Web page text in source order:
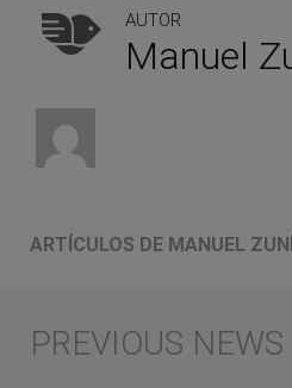
AUTOR
Manuel
ARTÍCULOS DE MANUEL